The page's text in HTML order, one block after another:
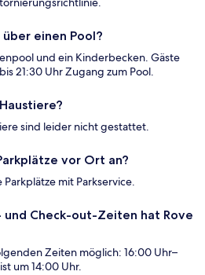
einen Pool?
und ein Kinderbecken. Gäste
21:30 Uhr Zugang zum Pool.
sind leider nicht gestattet.
vor Ort an?
mit Parkservice.
und Check-out-Zeiten hat Rove
Zeiten möglich: 16:00 Uhr–
um 14:00 Uhr.